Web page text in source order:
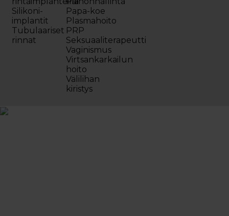
Silikoni-
implantit
Tubulaariset
rinnat
Papa-koe
Plasmahoito
PRP
Seksuaaliterapeutti
Vaginismus
Virtsankarkailun
hoito
Välilihan
kiristys